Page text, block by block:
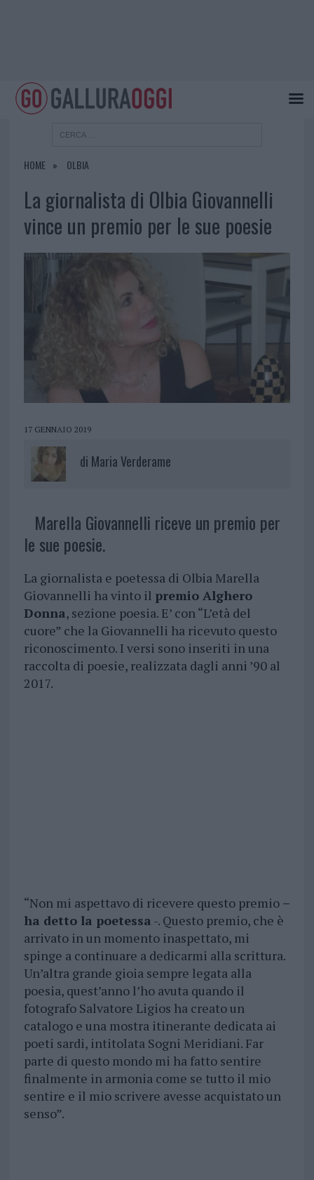
HOME OLBIA
La giornalista di Olbia Giovannelli
vince un premio per le sue poesie
17 GENNAIO 2019
di Maria Verderame
Marella Giovannelli riceve un premio per
le sue poesie.
La giornalista e poetessa di Olbia Marella
Giovannelli ha vinto il premio Alghero
Donna, sezione poesia. E’ con “L’età del
cuore” che la Giovannelli ha ricevuto questo
riconoscimento. I versi sono inseriti in una
raccolta di poesie, realizzata dagli anni ’90 al
2017.
“Non mi aspettavo di ricevere questo premio –
ha detto la poetessa -. Questo premio, che è
arrivato in un momento inaspettato, mi
spinge a continuare a dedicarmi alla scrittura.
Un’altra grande gioia sempre legata alla
poesia, quest’anno l’ho avuta quando il
fotografo Salvatore Ligios ha creato un
catalogo e una mostra itinerante dedicata ai
poeti sardi, intitolata Sogni Meridiani. Far
parte di questo mondo mi ha fatto sentire
finalmente in armonia come se tutto il mio
sentire e il mio scrivere avesse acquistato un
senso”.